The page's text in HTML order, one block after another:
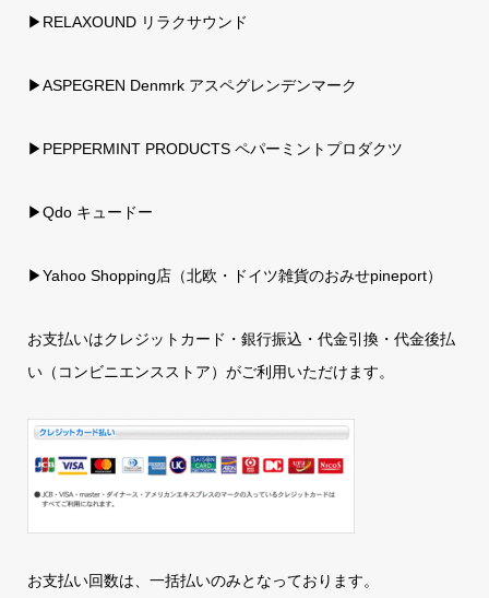
▶RELAXOUND リラクサウンド
▶ASPEGREN Denmrk アスペグレンデンマーク
▶PEPPERMINT PRODUCTS ペパーミントプロダクツ
▶Qdo キュードー
▶Yahoo Shopping店（北欧・ドイツ雑貨のおみせpineport）
お支払いはクレジットカード・銀行振込・代金引換・代金後払
い（コンビニエンスストア）がご利用いただけます。
お支払い回数は、一括払いのみとなっております。